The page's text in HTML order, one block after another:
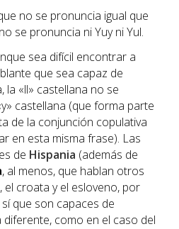
no se pronuncia igual que
se pronuncia ni Yuy ni Yul.
sea difícil encontrar a
que sea capaz de
la «ll» castellana no se
castellana (que forma parte
de la conjunción copulativa
en esta misma frase). Las
de Hispania (además de
, al menos, que hablan otros
croata y el esloveno, por
que son capaces de
como en el caso del